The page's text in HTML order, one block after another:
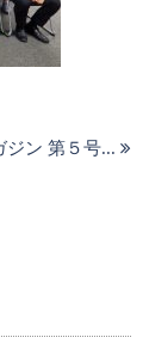
ジン 第５号...